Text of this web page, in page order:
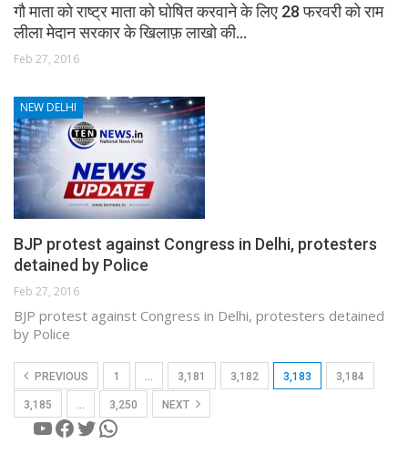
गौ माता को राष्ट्र माता को घोषित करवाने के लिए 28 फरवरी को राम
लीला मेदान सरकार के खिलाफ़ लाखो की…
Feb 27, 2016
NEW DELHI
BJP protest against Congress in Delhi, protesters
detained by Police
Feb 27, 2016
BJP protest against Congress in Delhi, protesters detained
by Police
PREVIOUS 1 … 3,181 3,182 3,183 3,184
3,185 … 3,250 NEXT
YouTube
Facebook
Twitter
WhatsApp